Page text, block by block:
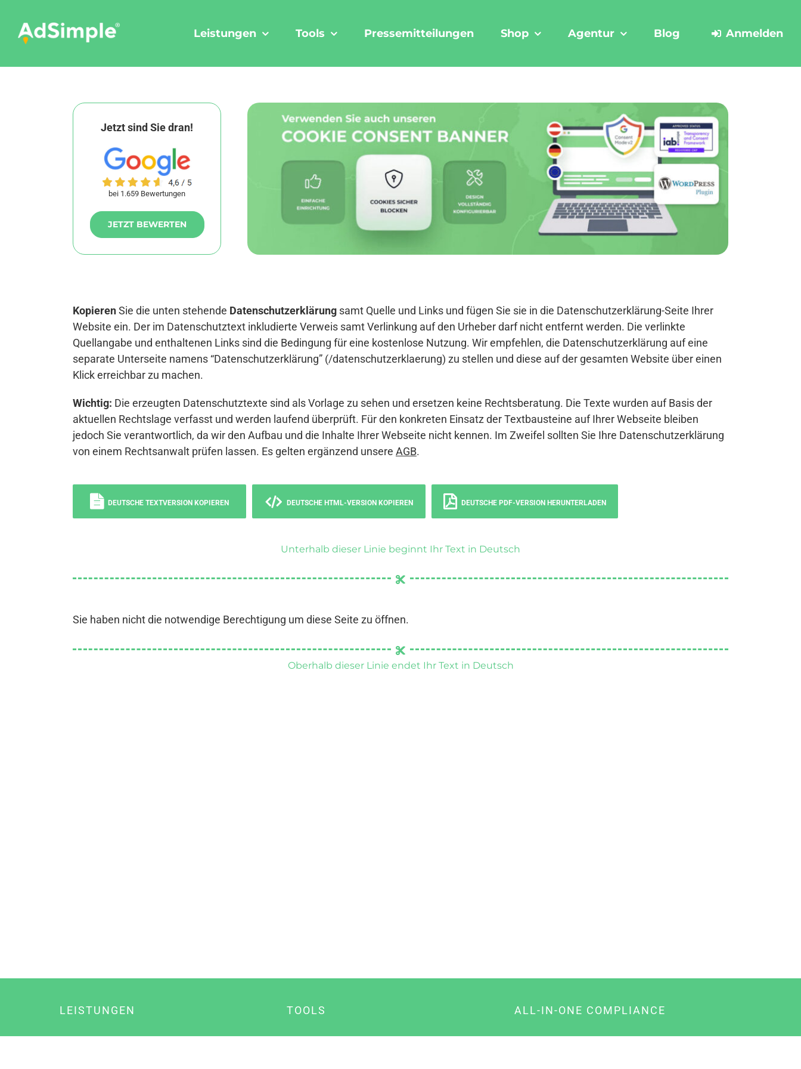
content
Leistungen Tools Pressemitteilungen Shop Agentur Blog Anmelden
Jetzt sind Sie dran!
bei 1.659 Bewertungen
JETZT BEWERTEN
KopierenSie die unten stehende Datenschutzerklärung samt Quelle und Links und fügen Sie sie in die Datenschutzerklärung-Seite Ihrer
Website ein. Der im Datenschutztext inkludierte Verweis samt Verlinkung auf den Urheber darf nicht entfernt werden. Die verlinkte
Quellangabe und enthaltenen Links sind die Bedingung für eine kostenlose Nutzung. Wir empfehlen, die Datenschutzerklärung auf eine
separate Unterseite namens “Datenschutzerklärung” (/datenschutzerklaerung) zu stellen und diese auf der gesamten Website über einen
Klick erreichbar zu machen.
Wichtig: Die erzeugten Datenschutztexte sind als Vorlage zu sehen und ersetzen keine Rechtsberatung. Die Texte wurden auf Basis der
aktuellen Rechtslage verfasst und werden laufend überprüft. Für den konkreten Einsatz der Textbausteine auf Ihrer Webseite bleiben
jedoch Sie verantwortlich, da wir den Aufbau und die Inhalte Ihrer Webseite nicht kennen. Im Zweifel sollten Sie Ihre Datenschutzerklärung
von einem Rechtsanwalt prüfen lassen. Es gelten ergänzend unsere AGB.
DEUTSCHE TEXTVERSION KOPIEREN DEUTSCHE HTML-VERSION KOPIEREN DEUTSCHE PDF-VERSION HERUNTERLADEN
Unterhalb dieser Linie beginnt Ihr Text in Deutsch
Sie haben nicht die notwendige Berechtigung um diese Seite zu öffnen.
Oberhalb dieser Linie endet Ihr Text in Deutsch
LEISTUNGEN TOOLS ALL-IN-ONE COMPLIANCE